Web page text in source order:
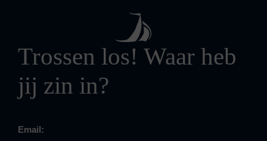
Trossen los! Waar heb
jij zin in?
Email: